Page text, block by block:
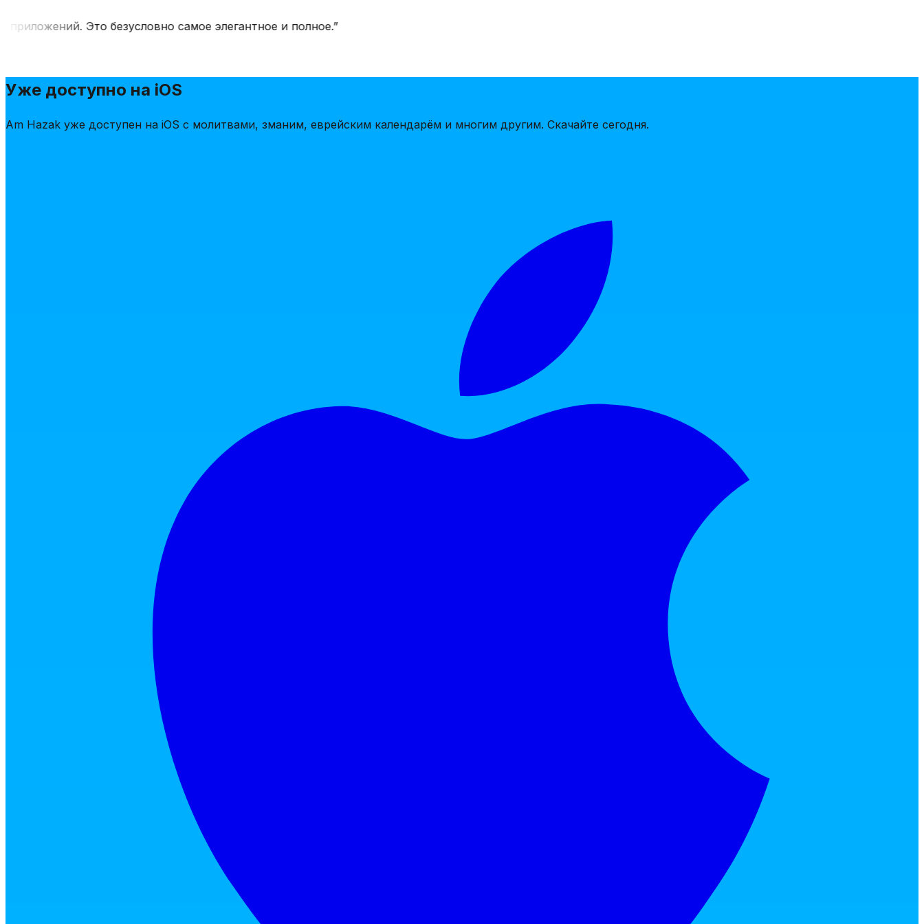
Это безусловно самое элегантное и полное.”
Уже доступно на iOS
Am Hazak уже доступен на iOS с молитвами, зманим, еврейским календарём и многим другим. Скачайте сегодня.